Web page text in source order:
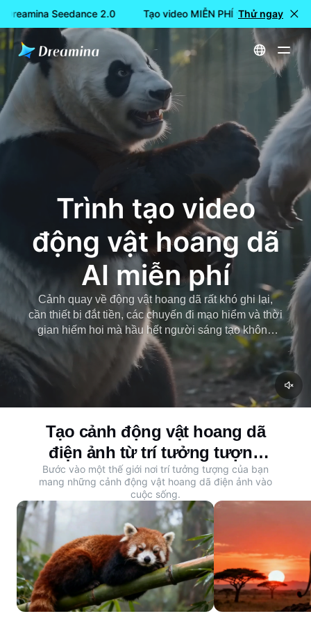
Seedance 2.0 Tạo video MIỄN PHÍ với Dreamina
Thử ngay
Trang chủ Tạo Trình tạo video động vật hoang dã AI miễn phí
Trình tạo video
động vật hoang dã
AI miễn phí
Cảnh quay về động vật hoang dã rất khó ghi lại,
cần thiết bị đắt tiền, các chuyến đi mạo hiểm và thời
gian hiếm hoi mà hầu hết người sáng tạo không
bao giờ có được. Với Dreamina Seedance 2.0,
biến lời nhắc đơn giản thành video động vật hoang
dã điện ảnh với chuyển động và âm thanh. Bắt đầu
tạo video của bạn ngay bây giờ.
Tạo cảnh động vật hoang dã
điện ảnh từ trí tưởng tượng
của bạn
Bước vào một thế giới nơi trí tưởng tượng của bạn
mang những cảnh động vật hoang dã điện ảnh vào
cuộc sống.